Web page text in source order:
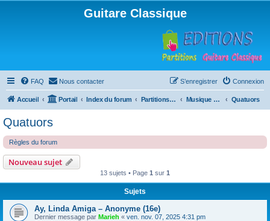
Guitare Classique
FAQ Nous contacter Connexion
S’enregistrer
Accueil Portail Index du forum Partitions pour guitare en libre téléchargement Musique d'ensemble Quatuors
Quatuors
Règles du forum
Nouveau sujet
13 sujets • Page 1 sur 1
Sujets
Ay, Linda Amiga – Anonyme (16e)
Dernier message par Marieh « ven. nov. 07, 2025 4:31 pm